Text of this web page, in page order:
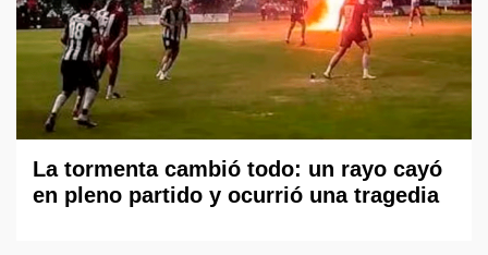
La tormenta cambió todo: un rayo cayó
en pleno partido y ocurrió una tragedia